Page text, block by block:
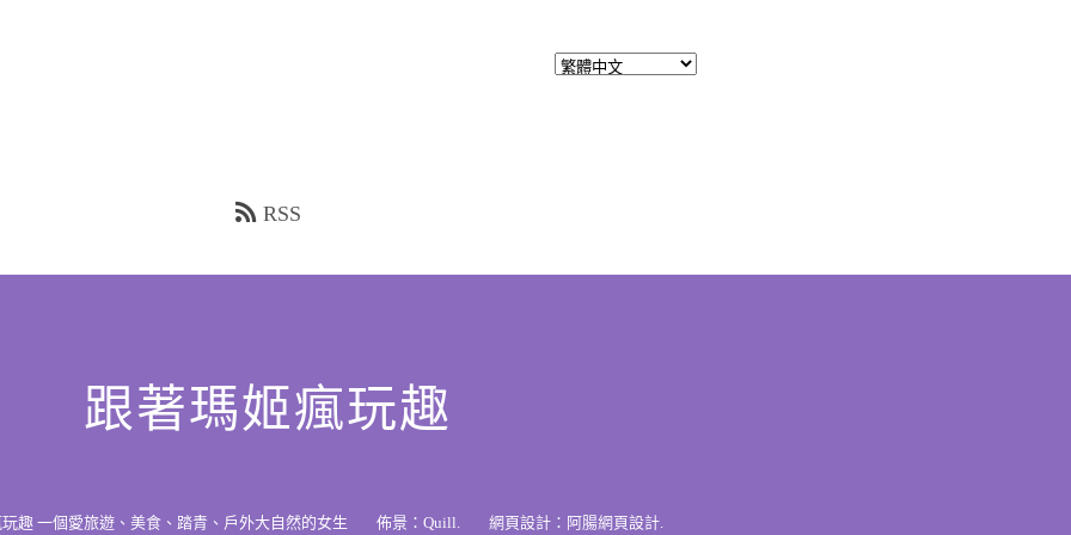
RSS
跟著瑪姬瘋玩趣
趣 一個愛旅遊、美食、踏青、戶外大自然的女生 佈景： Quill. 網頁設計： 阿腸網頁設計.